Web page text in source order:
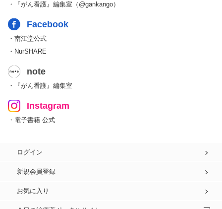
・『がん看護』編集室（@gankango）
Facebook
・南江堂公式
・NurSHARE
note
・『がん看護』編集室
Instagram
・電子書籍 公式
ログイン
新規会員登録
お気に入り